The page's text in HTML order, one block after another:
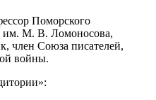
Поморского
им. М. В. Ломоносова,
член Союза писателей,
войны.